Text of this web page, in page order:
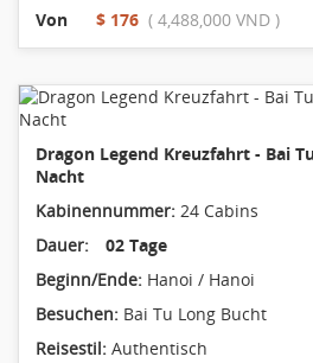
Von $ 176 ( 4,488,000 VND )
Dragon Legend Kreuzfahrt - Bai
Nacht
Kabinennummer: 24 Cabins
Dauer:
02 Tage
Beginn/Ende: Hanoi / Hanoi
Besuchen: Bai Tu Long Bucht
Reisestil: Authentisch